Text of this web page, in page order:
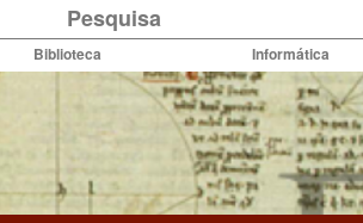
busca
Pesquisa
Biblioteca Informática